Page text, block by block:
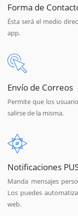
Forma de
Ésta será el medio
app.
Envío de Correos
Permite que los
salirse de la misma.
Notificaciones
Manda mensajes
Los puedes
web.